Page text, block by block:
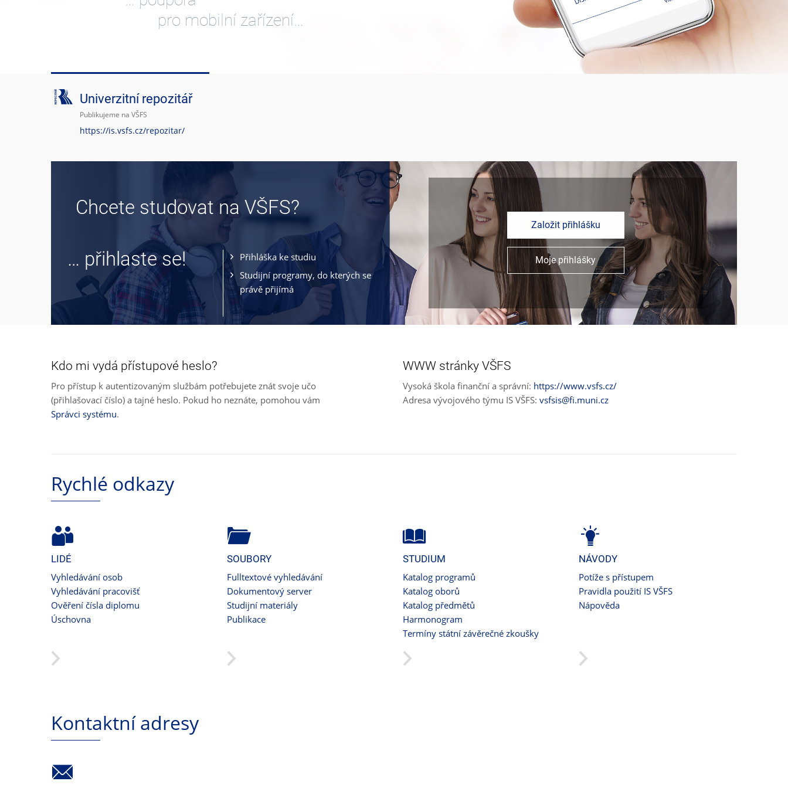
pro mobilní zařízení…
Univerzitní repozitář
Publikujeme na VŠFS
https://is.vsfs.cz/repozitar/
Chcete studovat na VŠFS?
… přihlaste se!
Přihláška ke studiu
Studijní programy, do kterých se
právě přijímá
Založit přihlášku
Moje přihlášky
Kdo mi vydá přístupové heslo?
Pro přístup k autentizovaným službám potřebujete znát svoje učo
(přihlašovací číslo) a tajné heslo. Pokud ho neznáte, pomohou vám
Správci systému.
WWW stránky VŠFS
Vysoká škola finanční a správní: https://www.vsfs.cz/
Adresa vývojového týmu IS VŠFS: vsfsis@fi.muni.cz
Rychlé odkazy
LIDÉ
Vyhledávání osob
Vyhledávání pracovišť
Ověření čísla diplomu
Úschovna
SOUBORY
Fulltextové vyhledávání
Dokumentový server
Studijní materiály
Publikace
STUDIUM
Katalog programů
Katalog oborů
Katalog předmětů
Harmonogram
Termíny státní závěrečné zkoušky
NÁVODY
Potíže s přístupem
Pravidla použití IS VŠFS
Nápověda
Kontaktní adresy